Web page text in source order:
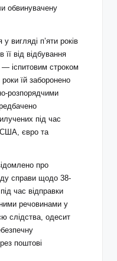
обвинувачену
вигляді п’яти років
її від відбування
— іспитовим строком
їй заборонено
розпорядчими
під час
США, євро та
про
справи щодо 38-
час відправки
речовинами у
слідства, одесит
поштові